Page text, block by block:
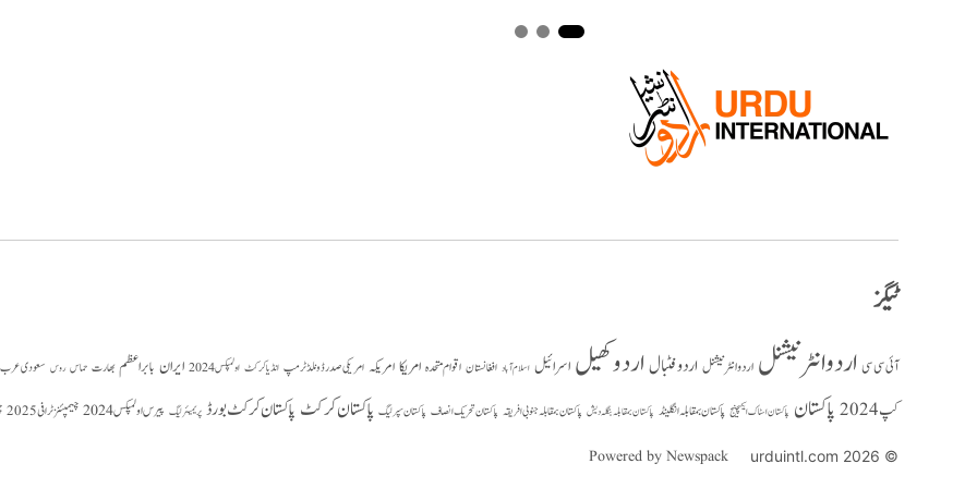
ٹیگز
آئی سی سی اردو انٹرنیشنل اردو انٹر نیشنل اردو فٹبالاردو کھیل اسرائیل اسلام آباد افغانستان اقوام متحدہ امریکاامریکہ امریکی صدر ڈونلڈ ٹرمپ انڈیا کرکٹ اولمپکس 2024 ایران بابر اعظم بھارت حماس روس سعودی عرب
کپ 2024
پاکستان پاکستان اسٹاک ایکسچینج پاکستان بمقابلہ انگلینڈ پاکستان بمقابلہ بنگلہ دیش پاکستان بمقابلہ جنوبی افریقہ پاکستان تحریک انصاف پاکستان سپر لیگ پاکستان کرکٹ پاکستان کرکٹ بورڈ پریمیئر لیگ پیرس اولمپکس 2024 چیمپئنز ٹرافی 2025
© 2026 urduintl.com
Powered by Newspack